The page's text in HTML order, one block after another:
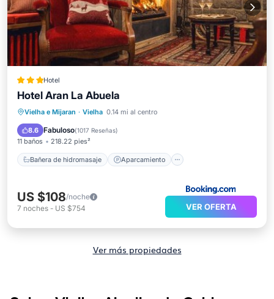
Hotel
Hotel Aran La Abuela
Vielha e Mijaran · Vielha 0.14 mi al centro
8.6 Fabuloso(1017 Reseñas)
11 baños 218.22 pies²
Bañera de hidromasaje Aparcamiento
Bañera de hidromasaje
Aparcamiento
Spa
Esquí
US $108/noche
7 noches - US $754 VER OFERTA
Ver más propiedades